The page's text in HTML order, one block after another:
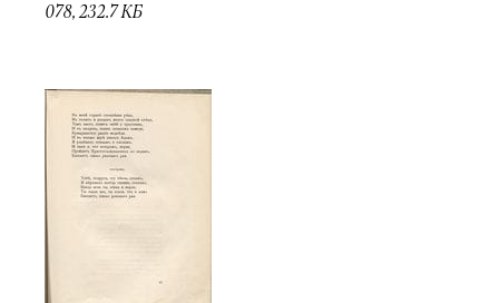
078, 232.7 КБ